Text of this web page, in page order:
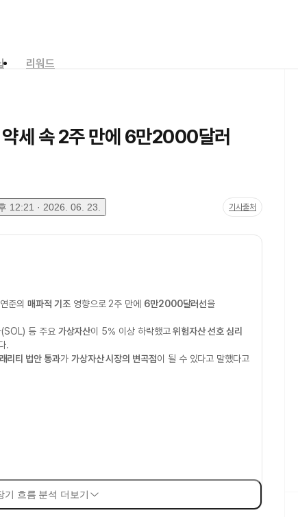
리워드
세 속 2주 만에 6만2000달러
12:21 · 2026. 06. 23. 기사출처
준의매파적 기조영향으로 2주 만에 6만2000달러선을
(SOL) 등 주요 가상자산이 5% 이상 하락했고위험자산 선호 심리
.
리티 법안 통과가 가상자산 시장의 변곡점이 될 수 있다고 말했다고
기 흐름 분석 더보기